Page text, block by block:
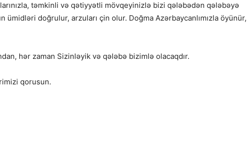
təmkinli və qətiyyətli mövqeyinizlə bizi qələbədən qələbəyə
ümidləri doğrulur, arzuları çin olur. Doğma Azərbaycanlımızla öyünür,
hər zaman Sizinləyik və qələbə bizimlə olacaqdır.
qorusun.